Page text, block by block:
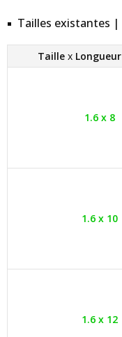
Tailles existantes |
Taille x Longueur
1.6 x 8
1.6 x 10
1.6 x 12